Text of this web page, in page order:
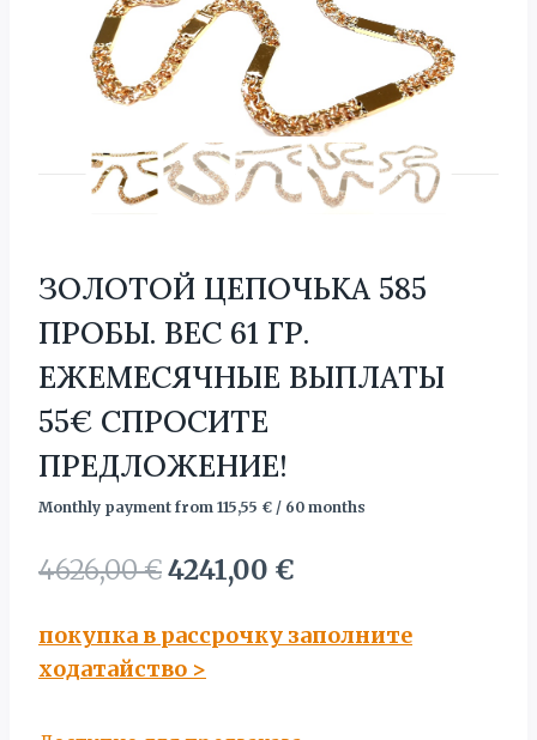
ЗОЛОТОЙ ЦЕПОЧЬКА 585
ПРОБЫ. BЕС 61 ГР.
ЕЖЕМЕСЯЧНЫЕ ВЫПЛАТЫ
55€ СПРОСИТЕ
ПРЕДЛОЖЕНИЕ!
Monthly payment from 115,55 € / 60 months
4626,00€Первоначальная
составляла
4241,00 €
4241,00 €.
покупка в рассрочку заполните
ходатайство >